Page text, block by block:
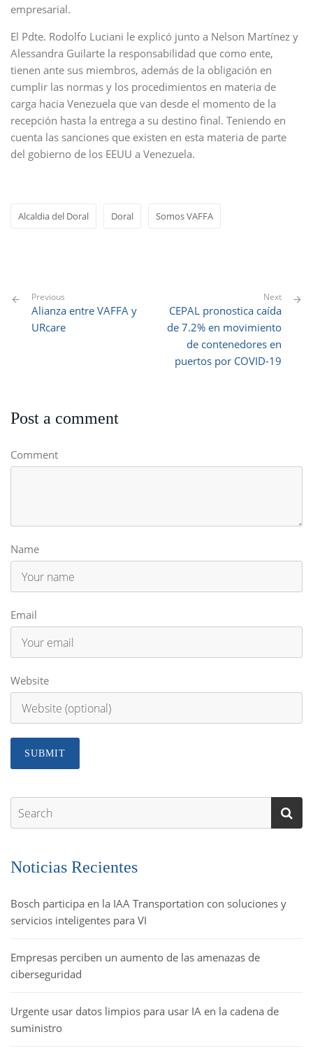
empresarial.
El Pdte. Rodolfo Luciani le explicó junto a Nelson Martínez y
Alessandra Guilarte la responsabilidad que como ente,
tienen ante sus miembros, además de la obligación en
cumplir las normas y los procedimientos en materia de
carga hacia Venezuela que van desde el momento de la
recepción hasta la entrega a su destino final. Teniendo en
cuenta las sanciones que existen en esta materia de parte
del gobierno de los EEUU a Venezuela.
Alcaldia del Doral Doral Somos VAFFA
Previous
Alianza entre VAFFA y
URcare
Next
CEPAL pronostica caída
de 7.2% en movimiento
de contenedores en
puertos por COVID-19
Post a comment
Comment
Name
Email
Website
Noticias Recientes
Bosch participa en la IAA Transportation con soluciones y
servicios inteligentes para VI
Empresas perciben un aumento de las amenazas de
ciberseguridad
Urgente usar datos limpios para usar IA en la cadena de
suministro